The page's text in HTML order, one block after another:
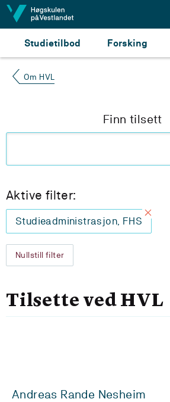
Hopp til innhald
Studietilbod Forsking
Om HVL
Finn tilsett
Aktive filter:
Studieadministrasjon, FHS
Nullstill filter
Tilsette ved HVL
Andreas Rande Nesheim